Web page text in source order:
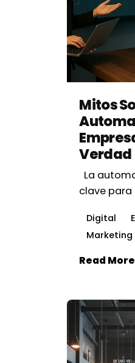
Mitos
Verdad
La
clave para
Digital
Marketing
Read More